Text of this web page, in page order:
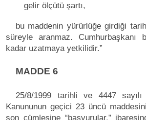
gelir ölçütü şartı,
bu maddenin yürürlüğe girdiği
süreyle aranmaz. Cumhurbaşkanı
kadar uzatmaya yetkilidir.”
MADDE 6
25/8/1999 tarihli ve 4447 sayılı
Kanununun geçici 23 üncü
son cümlesine “başvurular,”